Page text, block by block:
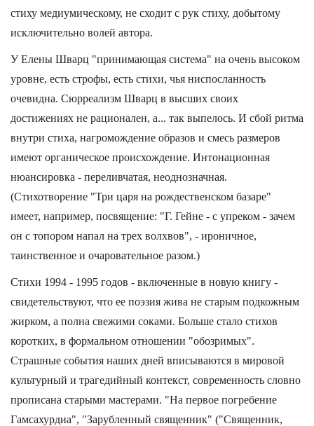
стиху медиумическому, не сходит с рук стиху, добытому
исключительно волей автора.
У Елены Шварц "принимающая система" на очень высоком
уровне, есть строфы, есть стихи, чья ниспосланность
очевидна. Сюрреализм Шварц в высших своих
достижениях не рационален, а... так выпелось. И сбой ритма
внутри стиха, нагромождение образов и смесь размеров
имеют органическое происхождение. Интонационная
нюансировка - переливчатая, неоднозначная.
(Стихотворение "Три царя на рождественском базаре"
имеет, например, посвящение: "Г. Гейне - с упреком - зачем
он с топором напал на трех волхвов", - ироничное,
таинственное и очаровательное разом.)
Стихи 1994 - 1995 годов - включенные в новую книгу -
свидетельствуют, что ее поэзия жива не старым подкожным
жирком, а полна свежими соками. Больше стало стихов
коротких, в формальном отношении "обозримых".
Страшные события наших дней вписываются в мировой
культурный и трагедийный контекст, современность словно
прописана старыми мастерами. "На первое погребение
Гамсахурдиа", "Зарубленный священник" ("Священник,